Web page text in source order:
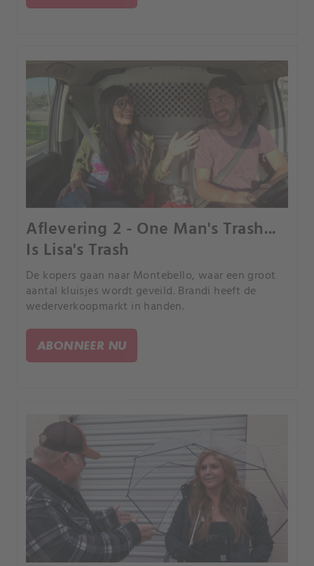
Aflevering 2 - One Man's Trash...
Is Lisa's Trash
De kopers gaan naar Montebello, waar een groot
aantal kluisjes wordt geveild. Brandi heeft de
wederverkoopmarkt in handen.
ABONNEER NU